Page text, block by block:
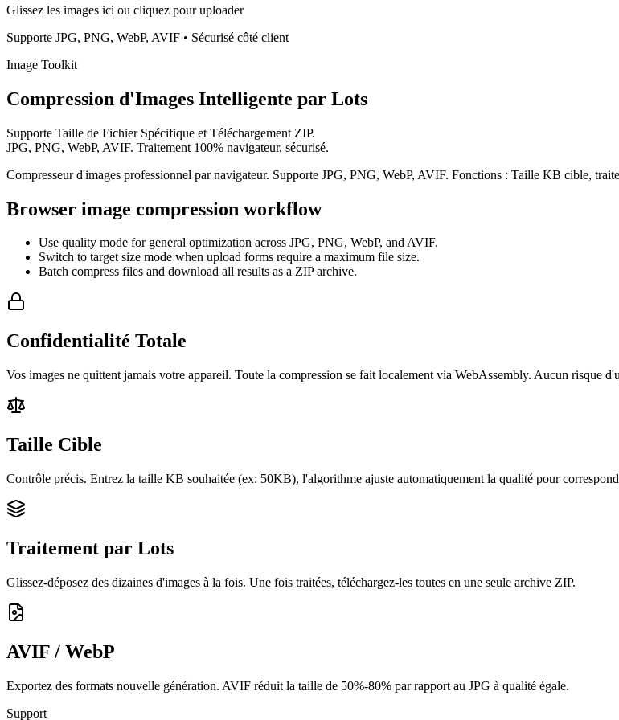
Glissez les images ici ou cliquez pour uploader
Supporte JPG, PNG, WebP, AVIF • Sécurisé côté client
Image Toolkit
Compression d'Images Intelligente par Lots
Supporte Taille de Fichier Spécifique et Téléchargement ZIP.
JPG, PNG, WebP, AVIF. Traitement 100% navigateur, sécurisé.
Compresseur d'images professionnel par navigateur. Supporte JPG, PNG, WebP, AVIF. Fonctions : Taille KB cible,
Browser image compression workflow
Use quality mode for general optimization across JPG, PNG, WebP, and AVIF.
Switch to target size mode when upload forms require a maximum file size.
Batch compress files and download all results as a ZIP archive.
Confidentialité Totale
Vos images ne quittent jamais votre appareil. Toute la compression se fait localement via WebAssembly. Aucun risque
Taille Cible
Contrôle précis. Entrez la taille KB souhaitée (ex: 50KB), l'algorithme ajuste automatiquement la qualité pour
Traitement par Lots
Glissez-déposez des dizaines d'images à la fois. Une fois traitées, téléchargez-les toutes en une seule archive ZIP.
AVIF / WebP
Exportez des formats nouvelle génération. AVIF réduit la taille de 50%-80% par rapport au JPG à qualité égale.
Support